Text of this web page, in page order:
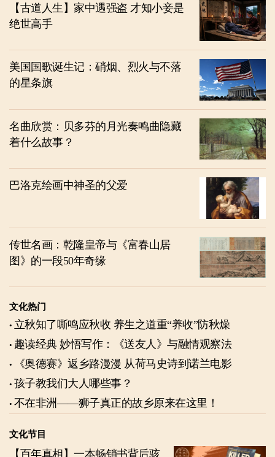
【古道人生】家中遇强盗 才知小妾是
绝世高手
美国国歌诞生记：硝烟、烈火与不落
的星条旗
名曲欣赏：贝多芬的月光奏鸣曲隐藏
着什么故事？
巴洛克绘画中神圣的父爱
传世名画：乾隆皇帝与《富春山居
图》的一段50年奇缘
文化热门
立秋知了嘶鸣应秋收 养生之道重“养收”防秋燥
趣读经典 妙悟写作：《送友人》与融情观察法
《奥德赛》返乡路漫漫 从荷马史诗到诺兰电影
孩子教我们大人哪些事？
不在非洲——狮子真正的故乡原来在这里！
文化节目
【百年真相】一本畅销书背后骇